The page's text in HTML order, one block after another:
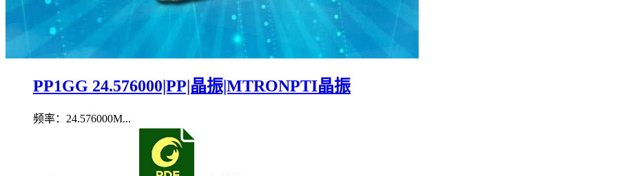
PP1GG 24.576000|PP|晶振|MTRONPTI晶振
频率：24.576000M...